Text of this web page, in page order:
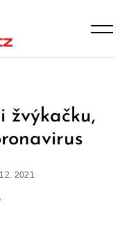
žvýkačku,
2021